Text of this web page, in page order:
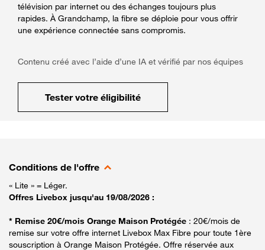
télévision par internet ou des échanges toujours plus
rapides. À Grandchamp, la fibre se déploie pour vous offrir
une expérience connectée sans compromis.
Contenu créé avec l’aide d’une IA et vérifié par nos équipes
Tester votre éligibilité
Conditions de l'offre
« Lite » = Léger.
Offres Livebox jusqu'au 19/08/2026 :
* Remise 20€/mois Orange Maison Protégée : 20€/mois de
remise sur votre offre internet Livebox Max Fibre pour toute 1ère
souscription à Orange Maison Protégée. Offre réservée aux